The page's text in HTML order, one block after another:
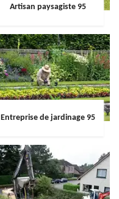
Artisan paysagiste 95
Entreprise de jardinage 95